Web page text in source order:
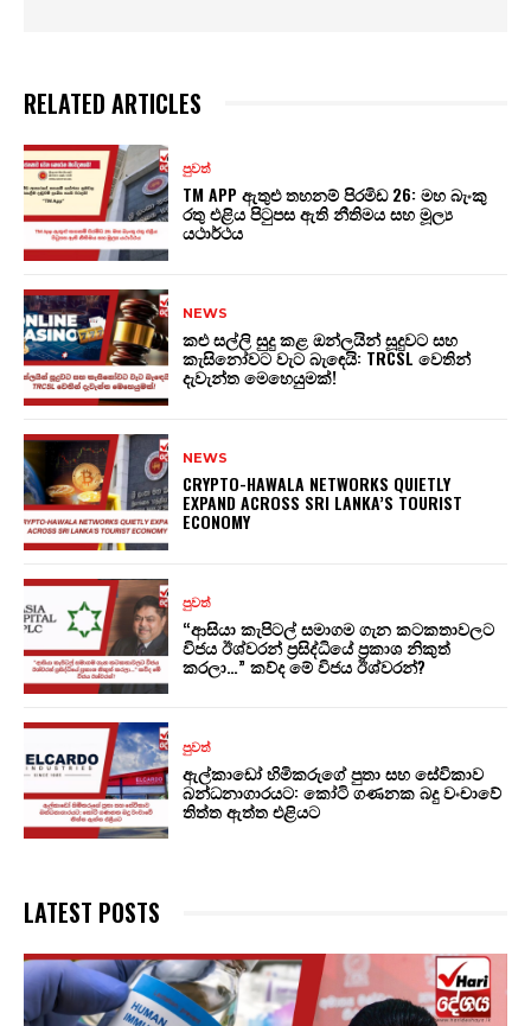
RELATED ARTICLES
පුවත්
TM APP ඇතුළු තහනම් පිරමිඩ 26: මහ බැංකු
රතු එළිය පිටුපස ඇති නීතිමය සහ මූල්‍ය
යථාර්ථය
NEWS
කළු සල්ලි සුදු කළ ඔන්ලයින් සූදුවට සහ
කැසිනෝවට වැට බැඳෙයි: TRCSL වෙතින්
දැවැන්ත මෙහෙයුමක්!
NEWS
CRYPTO-HAWALA NETWORKS QUIETLY
EXPAND ACROSS SRI LANKA’S TOURIST
ECONOMY
පුවත්
“ආසියා කැපිටල් සමාගම ගැන කටකතාවලට
විජය ඊශ්වරන් ප්‍රසිද්ධියේ ප්‍රකාශ නිකුත්
කරලා…” කව්ද මේ විජය ඊශ්වරන්?
පුවත්
ඇල්කාඩෝ හිමිකරුගේ පුතා සහ සේවිකාව
බන්ධනාගාරයට: කෝටි ගණනක බදු වංචාවේ
තිත්ත ඇත්ත එළියට
LATEST POSTS